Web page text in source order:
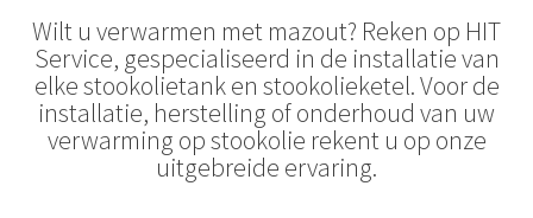
Wilt u verwarmen met mazout? Reken op HIT
Service, gespecialiseerd in de installatie van
elke stookolietank en stookolieketel. Voor de
installatie, herstelling of onderhoud van uw
verwarming op stookolie rekent u op onze
uitgebreide ervaring.